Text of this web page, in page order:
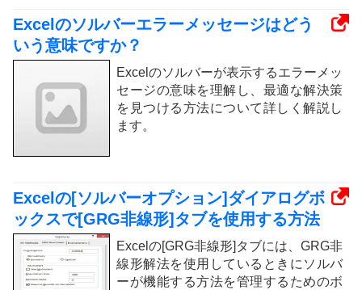
Excelのソルバーエラーメッセージはどう
いう意味ですか？
Excelのソルバーが表示するエラーメッ
セージの意味を理解し、最適な解決策
を見つける方法について詳しく解説し
ます。
Excelの[ソルバーオプション]ダイアログボ
ックスで[GRG非線形]タブを使用する方法
Excelの[GRG非線形]タブには、GRG非
線形解法を使用しているときにソルバ
ーが機能する方法を管理するためのボ